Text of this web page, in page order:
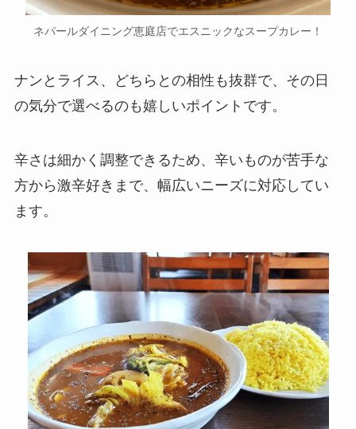
ネパールダイニング恵庭店でエスニックなスープカレー！
ナンとライス、どちらとの相性も抜群で、その日
の気分で選べるのも嬉しいポイントです。
辛さは細かく調整できるため、辛いものが苦手な
方から激辛好きまで、幅広いニーズに対応してい
ます。